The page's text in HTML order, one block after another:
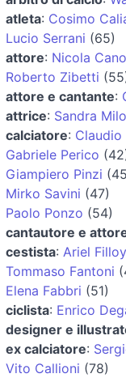
atleta: Cosimo
Lucio Serrani (65)
attore: Nicola
Roberto Zibetti
attore e cantante:
attrice: Sandra Milo
calciatore: Claudio
Gabriele Perico
Giampiero Pinzi
Mirko Savini (47)
Paolo Ponzo (54)
cantautore e
cestista: Ariel Filloy
Tommaso Fantoni
Elena Fabbri (51)
ciclista: Enrico
designer e
ex calciatore:
Vito Callioni (78)